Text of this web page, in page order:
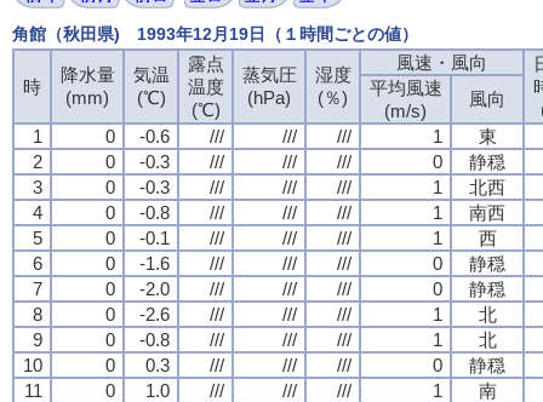
角館（秋田県) 1993年12月19日（１時間ごとの値）
時
降水量
(mm)
気温
(℃)
露点
温度
(℃)
蒸気圧
(hPa)
湿度
(％)
風速・風向
平均風速
(m/s)
風向
1
0 -0.6 /// /// /// 1
東
2
0 -0.3 /// /// /// 0
静穏
3
0 -0.3 /// /// /// 1
北西
4
0 -0.8 /// /// /// 1
南西
5
0 -0.1 /// /// /// 1
西
6
0 -1.6 /// /// /// 0
静穏
7
0 -2.0 /// /// /// 0
静穏
8
0 -2.6 /// /// /// 1
北
9
0 -0.8 /// /// /// 1
北
10
0 0.3 /// /// /// 0
静穏
11
0 1.0 /// /// /// 1
南